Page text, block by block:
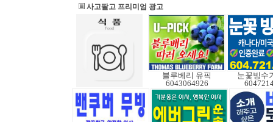
사고팔고 프리미엄 광고
블루베리 유픽
6043064926
눈꽃빙수